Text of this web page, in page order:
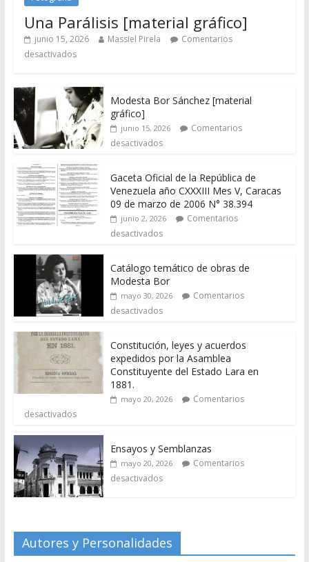
Una Parálisis [material gráfico]
junio 15, 2026 Massiel Pirela
Comentarios
desactivados
Modesta Bor Sánchez [material
gráfico]
junio 15, 2026
Comentarios
desactivados
Gaceta Oficial de la República de
Venezuela año CXXXIII Mes V, Caracas
09 de marzo de 2006 N° 38.394
junio 2, 2026
Comentarios
desactivados
Catálogo temático de obras de
Modesta Bor
mayo 30, 2026
Comentarios
desactivados
Constitución, leyes y acuerdos
expedidos por la Asamblea
Constituyente del Estado Lara en
1881.
mayo 20, 2026
Comentarios
desactivados
Ensayos y Semblanzas
mayo 20, 2026
Comentarios
desactivados
Autores y Personalidades